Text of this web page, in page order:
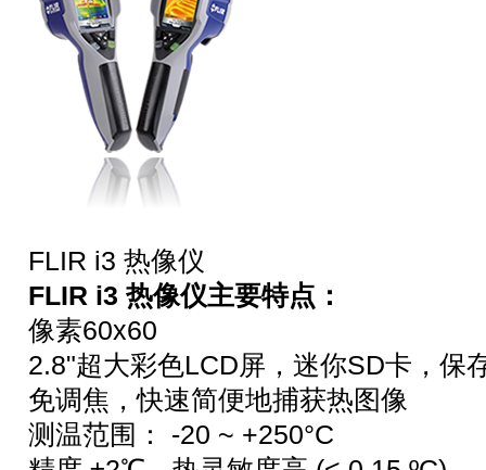
FLIR i3 热像仪
FLIR i3 热像仪主要特点：
像素60x60
2.8"超大彩色LCD屏，迷你SD卡，保
免调焦，快速简便地捕获热图像
测温范围： -20 ~ +250°C